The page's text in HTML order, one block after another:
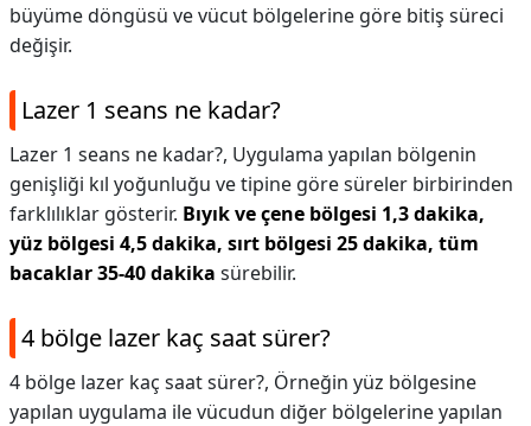
büyüme döngüsü ve vücut bölgelerine göre bitiş süreci
değişir.
Lazer 1 seans ne kadar?
Lazer 1 seans ne kadar?, Uygulama yapılan bölgenin
genişliği kıl yoğunluğu ve tipine göre süreler birbirinden
farklılıklar gösterir. Bıyık ve çene bölgesi 1,3 dakika,
yüz bölgesi 4,5 dakika, sırt bölgesi 25 dakika, tüm
bacaklar 35-40 dakika sürebilir.
4 bölge lazer kaç saat sürer?
4 bölge lazer kaç saat sürer?, Örneğin yüz bölgesine
yapılan uygulama ile vücudun diğer bölgelerine yapılan